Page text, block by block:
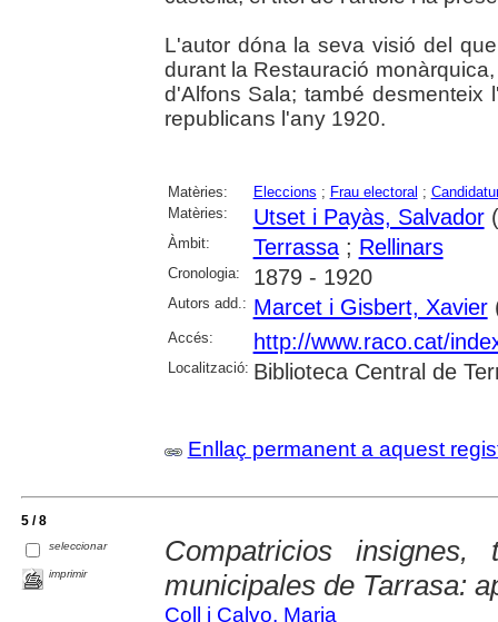
L'autor dóna la seva visió del
durant la Restauració
d'Alfons Sala; també
republicans l'any 1920.
Matèries: Eleccions ; Frau electoral ;
Matèries:
Utset i Payàs, Salvador
Àmbit: Terrassa; Rellinars
Cronologia: 1879 - 1920
Autors add.: Marcet i Gisbert, Xavier
Accés: http://www.raco.cat/
Localització: Biblioteca Central de
Enllaç permanent a aquest
5 / 8
seleccionar
imprimir
Compatricios
municipales de Tarrasa:
Coll i Calvo, Maria